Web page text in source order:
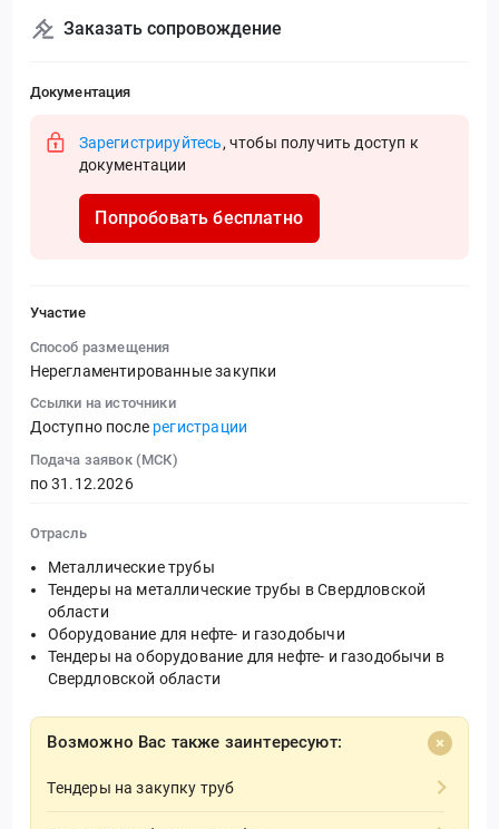
Заказать сопровождение
Документация
Зарегистрируйтесь, чтобы получить доступ к
документации
Попробовать бесплатно
Участие
Способ размещения
Нерегламентированные закупки
Ссылки на источники
Доступно после регистрации
Подача заявок (МСК)
по 31.12.2026
Отрасль
Металлические трубы
Тендеры на металлические трубы в Свердловской
области
Оборудование для нефте- и газодобычи
Тендеры на оборудование для нефте- и газодобычи в
Свердловской области
Возможно Вас также заинтересуют:
Тендеры на закупку труб